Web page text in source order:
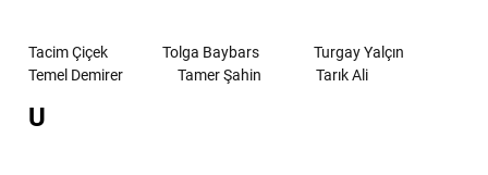
Tacim Çiçek Tolga Baybars
Turgay Yalçın
Temel Demirer
Tamer Şahin Tarık Ali
U